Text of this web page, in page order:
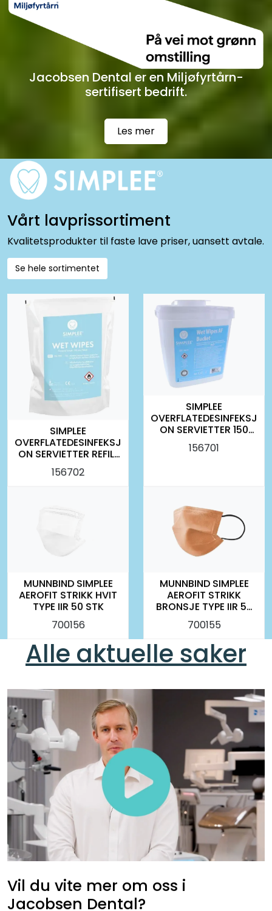
Jacobsen Dental er en Miljøfyrtårn-
sertifisert bedrift.
Les mer
Vårt lavprissortiment
Kvalitetsprodukter til faste lave priser, uansett avtale.
Se hele sortimentet
SIMPLEE
OVERFLATEDESINFEKSJ
ON SERVIETTER REFILL
2X150 STK
156702
SIMPLEE
OVERFLATEDESINFEKSJ
ON SERVIETTER 150
STK BØTTE
156701
MUNNBIND SIMPLEE
AEROFIT STRIKK HVIT
TYPE IIR 50 STK
700156
MUNNBIND SIMPLEE
AEROFIT STRIKK
BRONSJE TYPE IIR 50
STK
700155
Alle aktuelle saker
Vil du vite mer om oss i
Jacobsen Dental?